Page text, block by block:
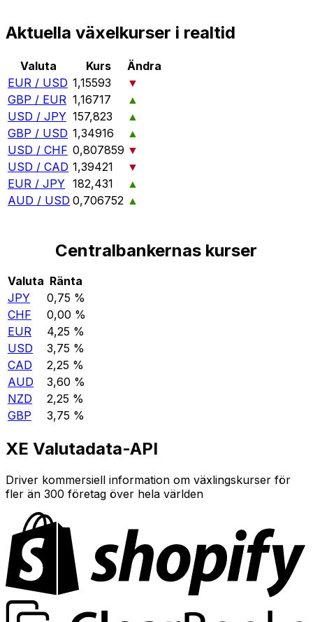
Aktuella växelkurser i realtid
Valuta Kurs
Ändra
EUR / USD 1,15593
▼
GBP / EUR 1,16717
▲
USD / JPY 157,823
▲
GBP / USD 1,34916
▲
USD / CHF 0,807859 ▼
USD / CAD 1,39421
▼
EUR / JPY 182,431
▲
AUD / USD 0,706752 ▲
Centralbankernas kurser
Valuta Ränta
JPY
0,75 %
CHF
0,00 %
EUR
4,25 %
USD
3,75 %
CAD
2,25 %
AUD
3,60 %
NZD
2,25 %
GBP
3,75 %
XE Valutadata-API
Driver kommersiell information om växlingskurser för
fler än 300 företag över hela världen